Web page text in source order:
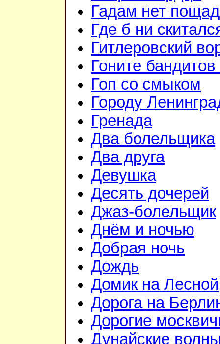
Гадам нет
Где б ни
Гитлеровский
Гоните
Гоп со смыком
Городу
Гренада
Два болельщика
Два друга
Девушка
Десять дочерей
Джаз-болельщик
Днём и ночью
Добрая ночь
Дождь
Домик на Лесной
Дорога на
Дорогие
Дунайские